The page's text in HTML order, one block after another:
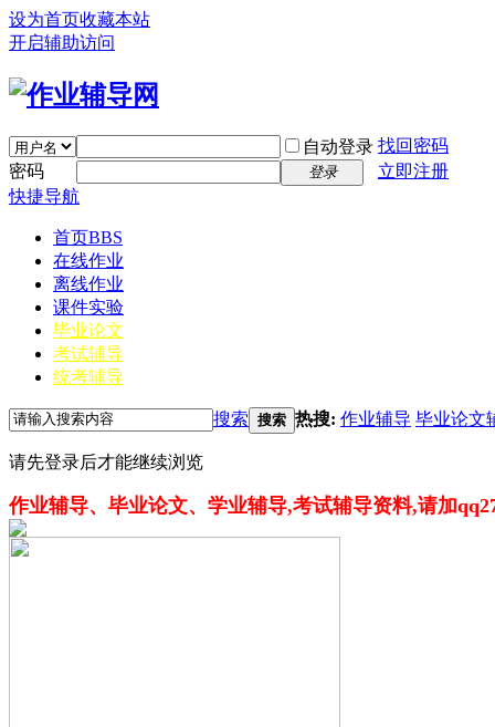
设为首页收藏本站
开启辅助访问
自动登录 找回密码
密码
登录
立即注册
快捷导航
首页BBS
在线作业
离线作业
课件实验
毕业论文
考试辅导
统考辅导
搜索 搜索 热搜: 作业辅导 毕业论文
请先登录后才能继续浏览
作业辅导、毕业论文、学业辅导,考试辅导资料,请加